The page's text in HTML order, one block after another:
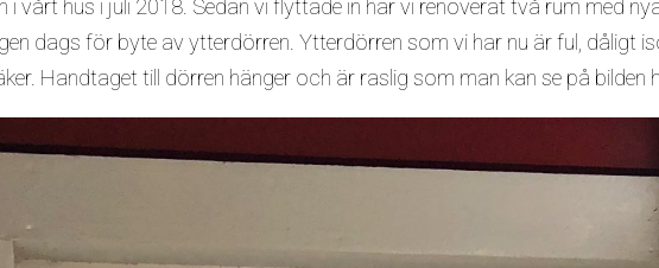
i vårt hus i juli 2018. Sedan vi flyttade in har vi renoverat två rum med
dags för byte av ytterdörren. Ytterdörren som vi har nu är ful, dåligt
Handtaget till dörren hänger och är raslig som man kan se på bilden